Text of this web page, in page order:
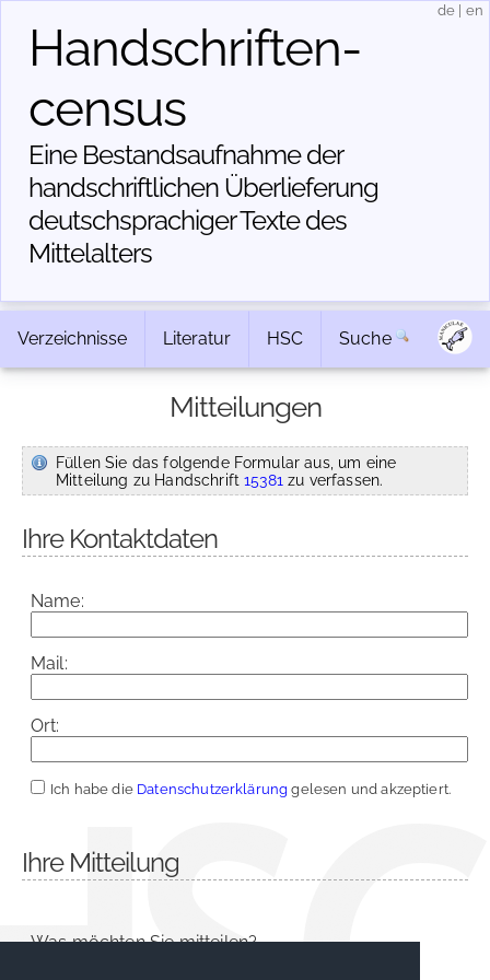
Handschriften­
census
Eine Bestandsaufnahme der
handschriftlichen Über­lieferung
deutschsprachiger Texte des
Mittelalters
de en
Verzeichnisse Literatur HSC Suche
Mitteilungen
Füllen Sie das folgende Formular aus, um eine
Mitteilung zu Handschrift15381 zu verfassen.
Ihre Kontaktdaten
Name:
Mail:
Ort:
Ich habe die Datenschutzerklärung gelesen und akzeptiert.
Ihre Mitteilung
Was möchten Sie mitteilen?